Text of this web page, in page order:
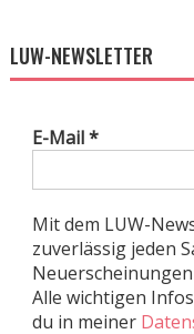
LUW-NEWSLETTER
E-Mail*
Mit dem LUW-
zuverlässig jeden
Alle wichtigen
du in meiner